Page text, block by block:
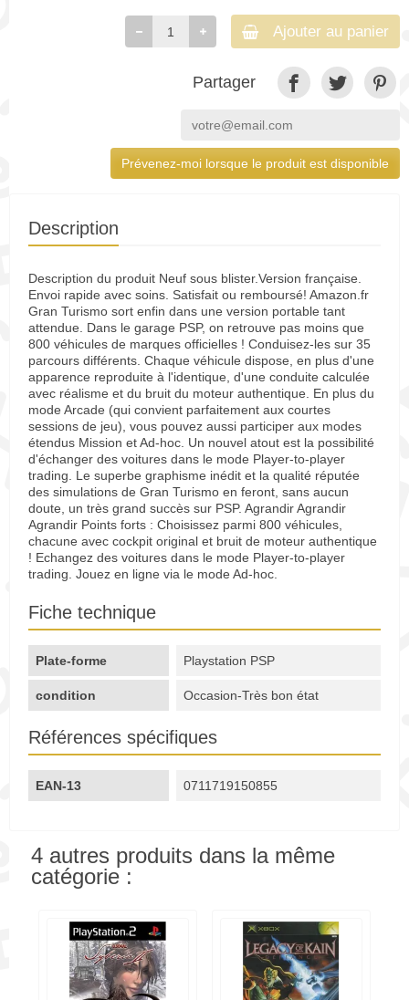
Ajouter au panier
Partager
Prévenez-moi lorsque le produit est disponible
Description
Description du produit Neuf sous blister.Version française.
Envoi rapide avec soins. Satisfait ou remboursé! Amazon.fr
Gran Turismo sort enfin dans une version portable tant
attendue. Dans le garage PSP, on retrouve pas moins que
800 véhicules de marques officielles ! Conduisez-les sur 35
parcours différents. Chaque véhicule dispose, en plus d'une
apparence reproduite à l'identique, d'une conduite calculée
avec réalisme et du bruit du moteur authentique. En plus du
mode Arcade (qui convient parfaitement aux courtes
sessions de jeu), vous pouvez aussi participer aux modes
étendus Mission et Ad-hoc. Un nouvel atout est la possibilité
d'échanger des voitures dans le mode Player-to-player
trading. Le superbe graphisme inédit et la qualité réputée
des simulations de Gran Turismo en feront, sans aucun
doute, un très grand succès sur PSP. Agrandir Agrandir
Agrandir Points forts : Choisissez parmi 800 véhicules,
chacune avec cockpit original et bruit de moteur authentique
! Echangez des voitures dans le mode Player-to-player
trading. Jouez en ligne via le mode Ad-hoc.
Fiche technique
Plate-forme Playstation PSP
condition Occasion-Très bon état
Références spécifiques
EAN-13 0711719150855
4 autres produits dans la même
catégorie :